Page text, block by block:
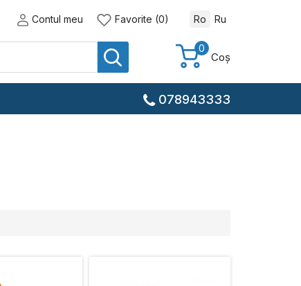
Contul meu Favorite (0) Ro Ru
0
Coș
078943333